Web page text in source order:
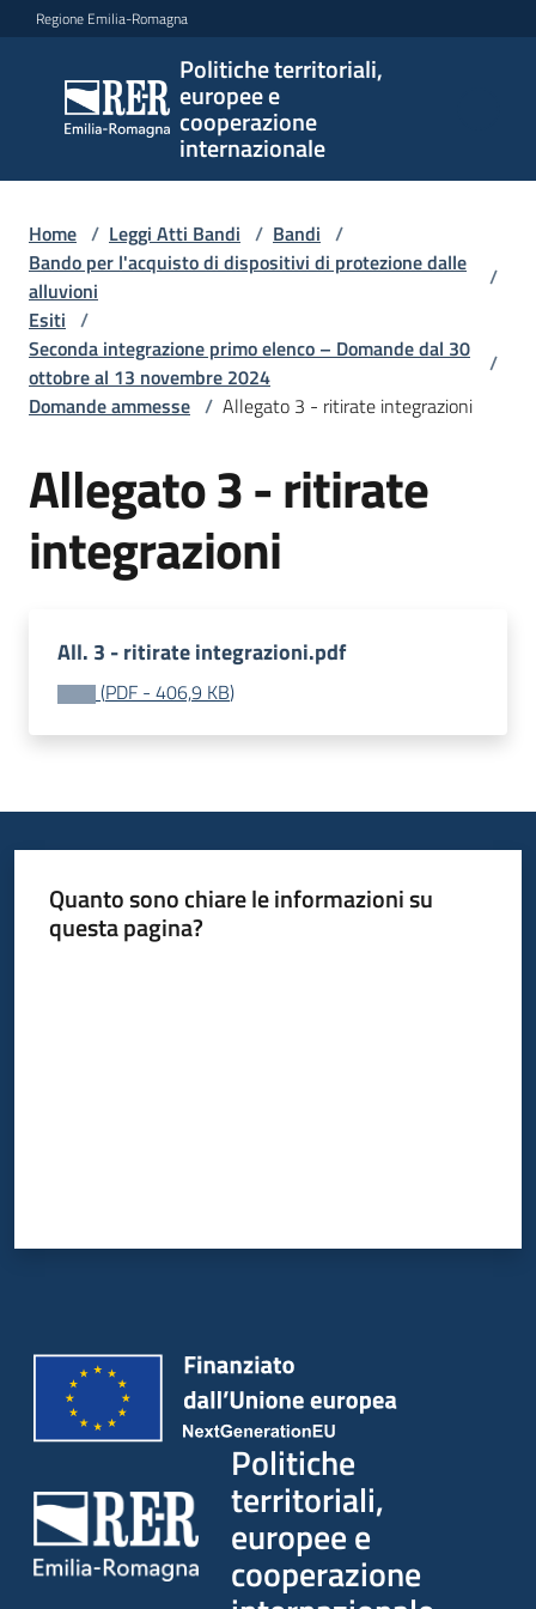
Vai al contenuto
Vai alla navigazione
Vai al footer
Regione Emilia-Romagna
Politiche territoriali,
europee e
cooperazione
internazionale
Politiche
territoriali,
europee e
cooperazione
Argomenti
Novità
Servizi
Leggi
Menu selezionato
Piani
Progetti
Nucleo
Home / Leggi Atti Bandi / Bandi /
Bando per l'acquisto di dispositivi di protezione dalle
alluvioni
/
Esiti /
Seconda integrazione primo elenco – Domande dal 30
ottobre al 13 novembre 2024
/
Domande ammesse / Allegato 3 - ritirate integrazioni
Allegato 3 - ritirate
integrazioni
All. 3 - ritirate integrazioni.pdf
(PDF - 406,9 KB)
Quanto sono chiare le informazioni su
questa pagina?
Politiche
territoriali,
europee e
cooperazione